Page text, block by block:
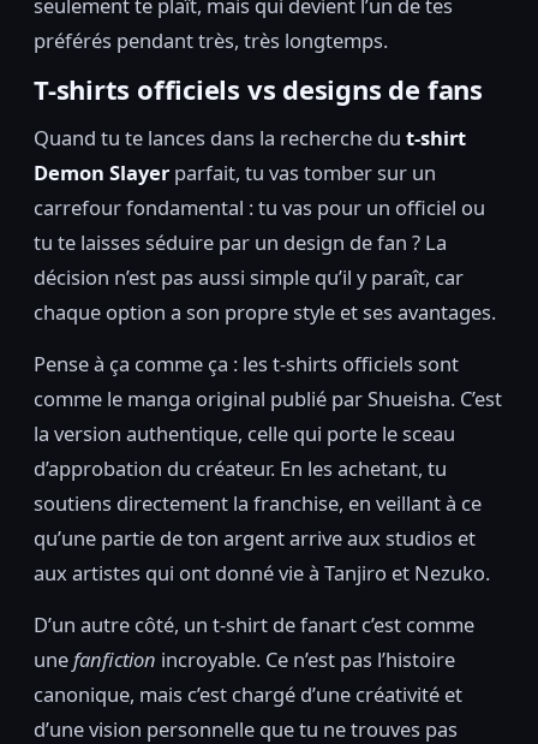
préférés pendant très, très longtemps.
T-shirts officiels vs designs de fans
Quand tu te lances dans la recherche du t-shirt
Demon Slayer parfait, tu vas tomber sur un
carrefour fondamental : tu vas pour un officiel ou
tu te laisses séduire par un design de fan ? La
décision n’est pas aussi simple qu’il y paraît, car
chaque option a son propre style et ses avantages.
Pense à ça comme ça : les t-shirts officiels sont
comme le manga original publié par Shueisha. C’est
la version authentique, celle qui porte le sceau
d’approbation du créateur. En les achetant, tu
soutiens directement la franchise, en veillant à ce
qu’une partie de ton argent arrive aux studios et
aux artistes qui ont donné vie à Tanjiro et Nezuko.
D’un autre côté, un t-shirt de fanart c’est comme
unefanfiction incroyable. Ce n’est pas l’histoire
canonique, mais c’est chargé d’une créativité et
d’une vision personnelle que tu ne trouves pas